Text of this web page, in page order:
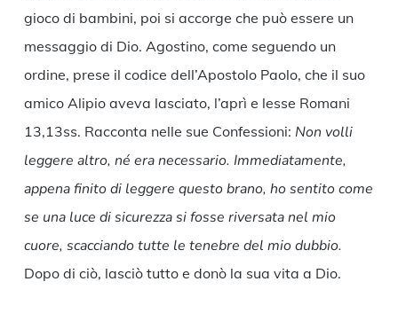
gioco di bambini, poi si accorge che può essere un
messaggio di Dio. Agostino, come seguendo un
ordine, prese il codice dell’Apostolo Paolo, che il suo
amico Alipio aveva lasciato, l’aprì e lesse Romani
13,13ss. Racconta nelle sue Confessioni: Non volli
leggere altro, né era necessario. Immediatamente,
appena finito di leggere questo brano, ho sentito come
se una luce di sicurezza si fosse riversata nel mio
cuore, scacciando tutte le tenebre del mio dubbio.
Dopo di ciò, lasciò tutto e donò la sua vita a Dio.